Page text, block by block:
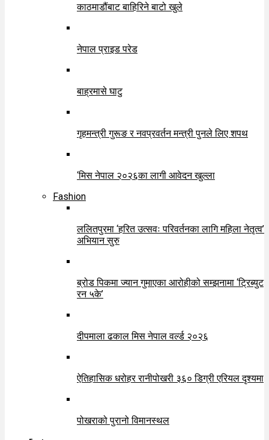
काठमाडौंबाट बाहिरिने बाटो खुले
नेपाल प्राइड परेड
बाह्रमासे घाटु
गृहमन्त्री गुरूङ र नवप्रवर्तन मन्त्री पुनले लिए शपथ
‘मिस नेपाल २०२६का लागी आवेदन खुल्ला
Fashion
ललितपुरमा ‘हरित उत्सवः परिवर्तनका लागि महिला नेतृत्व’
अभियान सुरु
ब्रोड पिकमा ज्यान गुमाएका आरोहीको सम्झनामा ‘ट्रिब्युट
रन ५के’
दीपमाला ढकाल मिस नेपाल वर्ल्ड २०२६
ऐतिहासिक धरोहर रानीपोखरी ३६० डिग्री एरियल दृश्यमा
पोखराको पुरानो विमानस्थल